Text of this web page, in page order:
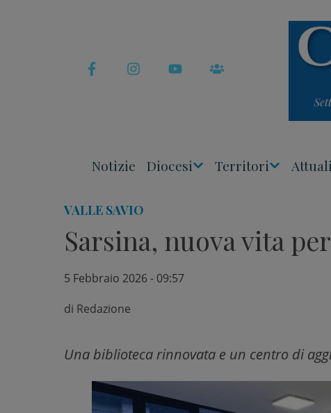
Notizie Diocesi Territori
VALLE SAVIO
Sarsina, nuova vita
5 Febbraio 2026 - 09:57
di Redazione
Una biblioteca rinnovata e un centro di